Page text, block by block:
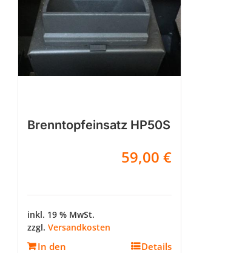
Brenntopfeinsatz HP50S
59,00€
inkl. 19 % MwSt.
zzgl. Versandkosten
In den
Details